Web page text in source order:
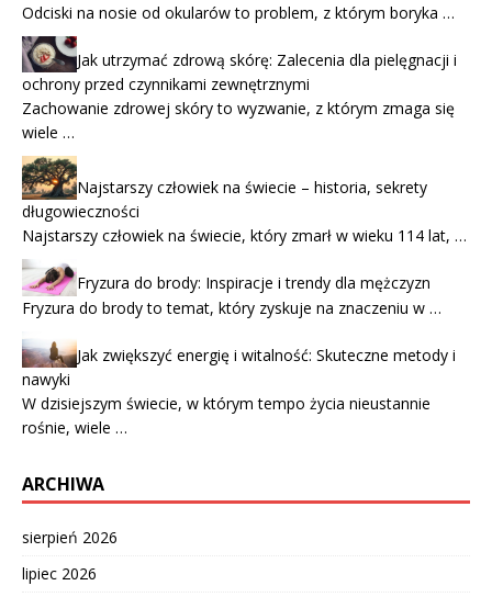
Odciski na nosie od okularów to problem, z którym boryka …
Jak utrzymać zdrową skórę: Zalecenia dla pielęgnacji i
ochrony przed czynnikami zewnętrznymi
Zachowanie zdrowej skóry to wyzwanie, z którym zmaga się
wiele …
Najstarszy człowiek na świecie – historia, sekrety
długowieczności
Najstarszy człowiek na świecie, który zmarł w wieku 114 lat, …
Fryzura do brody: Inspiracje i trendy dla mężczyzn
Fryzura do brody to temat, który zyskuje na znaczeniu w …
Jak zwiększyć energię i witalność: Skuteczne metody i
nawyki
W dzisiejszym świecie, w którym tempo życia nieustannie
rośnie, wiele …
ARCHIWA
sierpień 2026
lipiec 2026